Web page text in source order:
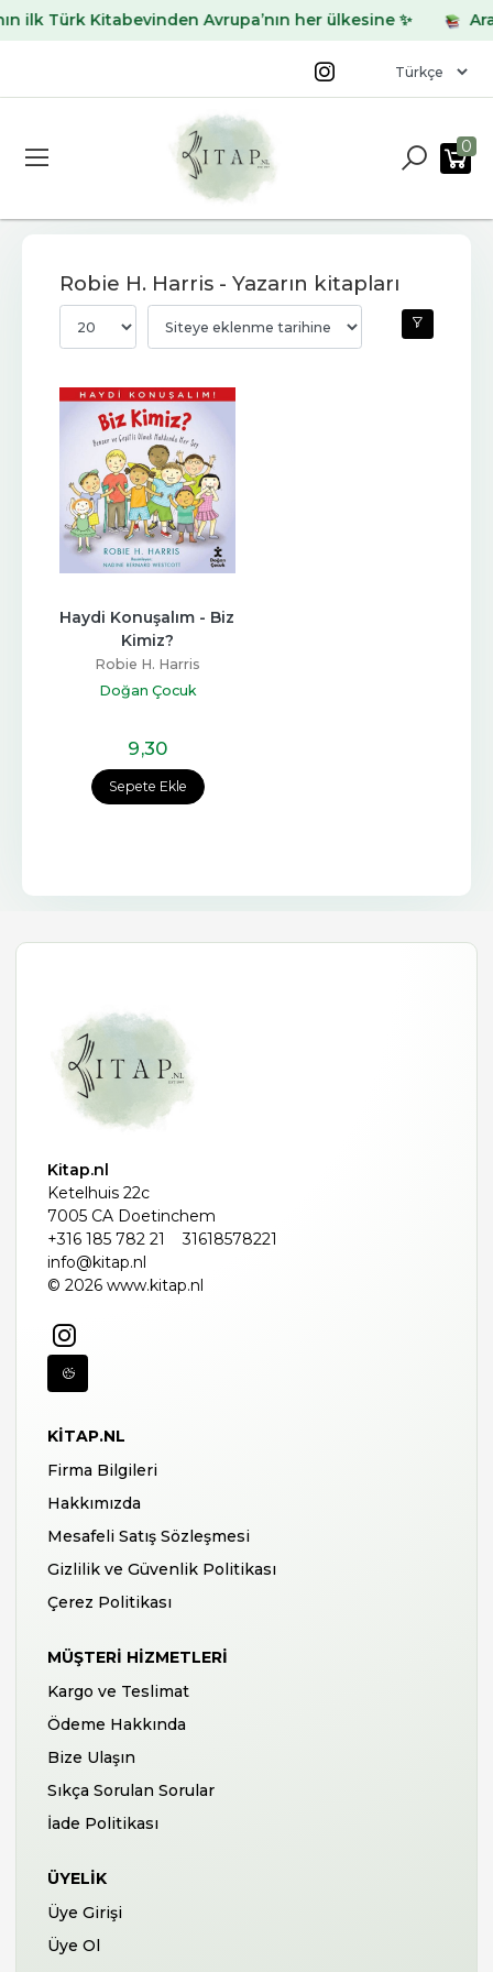
Türk Kitabevinden Avrupa’nın her ülkesine ✨
0
Robie H. Harris - Yazarın kitapları
Sepete Ekle
Haydi Konuşalım - Biz
Kimiz?
Robie H. Harris
Doğan Çocuk
9,30
Kitap.nl
Ketelhuis 22c
7005 CA Doetinchem
+316 185 782 21
31618578221
info@kitap.nl
© 2026 www.kitap.nl
KITAP.NL
Firma Bilgileri
Hakkımızda
Mesafeli Satış Sözleşmesi
Gizlilik ve Güvenlik Politikası
Çerez Politikası
MÜŞTERI HIZMETLERI
Kargo ve Teslimat
Ödeme Hakkında
Bize Ulaşın
Sıkça Sorulan Sorular
İade Politikası
ÜYELIK
Üye Girişi
Üye Ol